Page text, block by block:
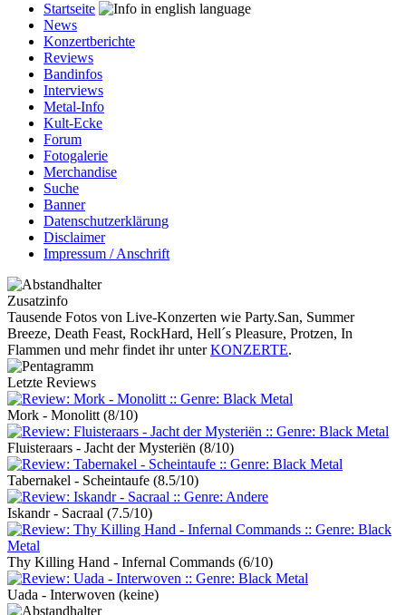
Startseite
News
Konzertberichte
Reviews
Bandinfos
Interviews
Metal-Info
Kult-Ecke
Forum
Fotogalerie
Merchandise
Suche
Banner
Datenschutzerklärung
Disclaimer
Impressum / Anschrift
Zusatzinfo
Tausende Fotos von Live-Konzerten wie Party.San, Summer
Breeze, Death Feast, RockHard, Hell´s Pleasure, Protzen, In
Flammen und mehr findet ihr unterKONZERTE.
Letzte Reviews
Mork - Monolitt (8/10)
Fluisteraars - Jacht der Mysteriën (8/10)
Tabernakel - Scheintaufe (8.5/10)
Iskandr - Sacraal (7.5/10)
Thy Killing Hand - Infernal Commands (6/10)
Uada - Interwoven (keine)